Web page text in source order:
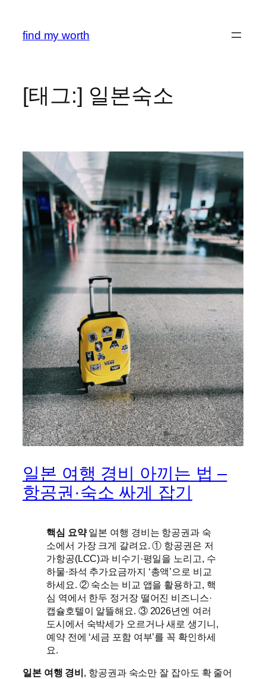
find my worth
[태그:] 일본숙소
일본 여행 경비 아끼는 법 –
항공권·숙소 싸게 잡기
핵심 요약일본 여행 경비는 항공권과 숙
소에서 가장 크게 갈려요. ① 항공권은 저
가항공(LCC)과 비수기·평일을 노리고, 수
하물·좌석 추가요금까지 ‘총액’으로 비교
하세요. ② 숙소는 비교 앱을 활용하고, 핵
심 역에서 한두 정거장 떨어진 비즈니스·
캡슐호텔이 알뜰해요. ③ 2026년엔 여러
도시에서 숙박세가 오르거나 새로 생기니,
예약 전에 ‘세금 포함 여부’를 꼭 확인하세
요.
일본 여행 경비, 항공권과 숙소만 잘 잡아도 확 줄어